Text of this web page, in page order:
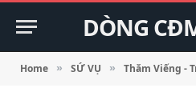
DÒNG
Home » SỨ VỤ » Thăm Viếng -